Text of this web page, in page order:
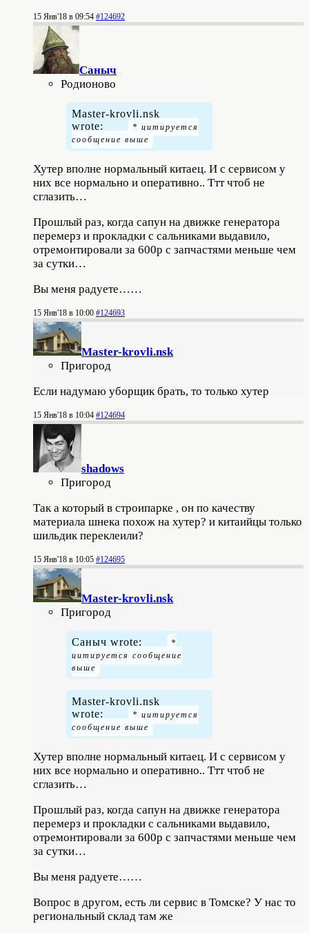
15 Янв'18 в 09:54 #124692
Саныч
Родионово
Master-krovli.nsk
wrote:
Хутер вполне нормальный китаец. И с сервисом у
них все нормально и оперативно.. Ттт чтоб не
сглазить…
Прошлый раз, когда сапун на движке генератора
перемерз и прокладки с сальниками выдавило,
отремонтировали за 600р с запчастями меньше чем
за сутки…
Вы меня радуете……
15 Янв'18 в 10:00 #124693
Master-krovli.nsk
Пригород
Если надумаю уборщик брать, то только хутер
15 Янв'18 в 10:04 #124694
shadows
Пригород
Так а который в строипарке , он по качеству
материала шнека похож на хутер? и китаийцы только
шильдик переклеили?
15 Янв'18 в 10:05 #124695
Master-krovli.nsk
Пригород
Саныч wrote:
Master-krovli.nsk
wrote:
Хутер вполне нормальный китаец. И с сервисом у
них все нормально и оперативно.. Ттт чтоб не
сглазить…
Прошлый раз, когда сапун на движке генератора
перемерз и прокладки с сальниками выдавило,
отремонтировали за 600р с запчастями меньше чем
за сутки…
Вы меня радуете……
Вопрос в другом, есть ли сервис в Томске? У нас то
региональный склад там же